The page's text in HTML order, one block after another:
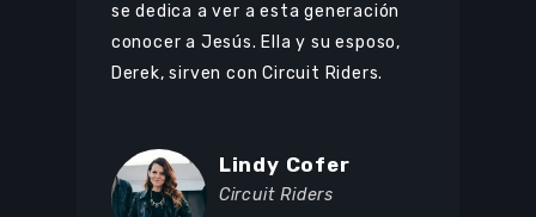
se dedica a ver a esta generación
conocer a Jesús. Ella y su esposo,
Derek, sirven con Circuit Riders.
Lindy Cofer
Circuit Riders